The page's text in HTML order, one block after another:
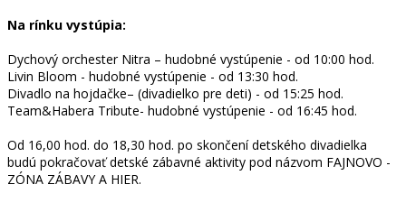
Na rínku vystúpia:
Dychový orchester Nitra – hudobné vystúpenie - od 10:00 hod.
Livin Bloom - hudobné vystúpenie - od 13:30 hod.
Divadlo na hojdačke– (divadielko pre deti) - od 15:25 hod.
Team&Habera Tribute- hudobné vystúpenie - od 16:45 hod.
Od 16,00 hod. do 18,30 hod. po skončení detského divadielka
budú pokračovať detské zábavné aktivity pod názvom FAJNOVO -
ZÓNA ZÁBAVY A HIER.